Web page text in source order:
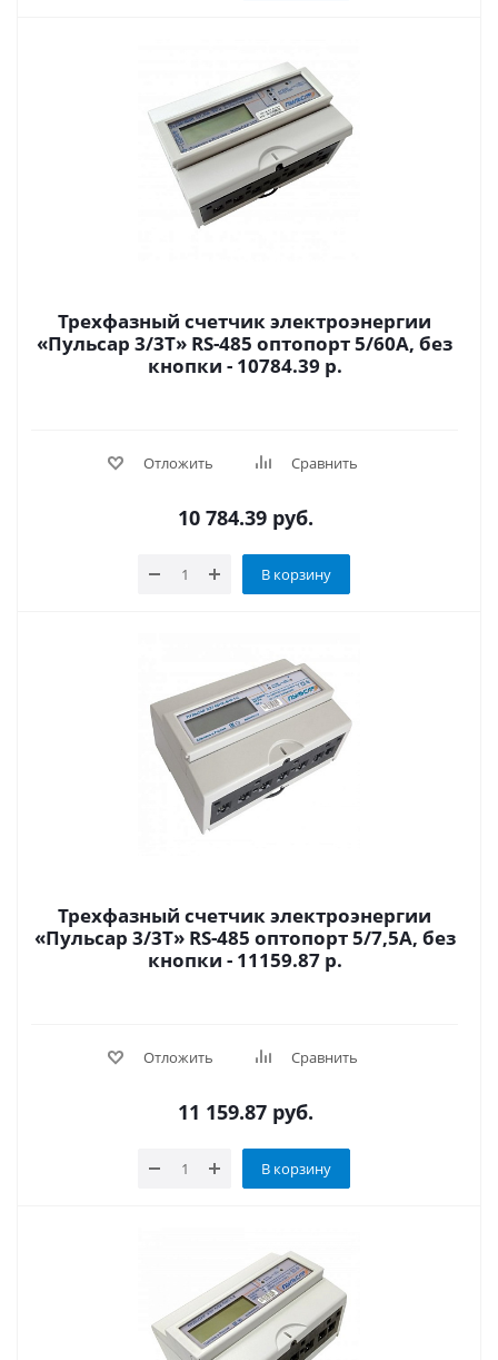
Трехфазный счетчик электроэнергии
«Пульсар 3/3Т» RS-485 оптопорт 5/60А, без
кнопки - 10784.39 р.
Отложить Сравнить
10 784.39руб.
В корзину
Трехфазный счетчик электроэнергии
«Пульсар 3/3Т» RS-485 оптопорт 5/7,5А, без
кнопки - 11159.87 р.
Отложить Сравнить
11 159.87руб.
В корзину